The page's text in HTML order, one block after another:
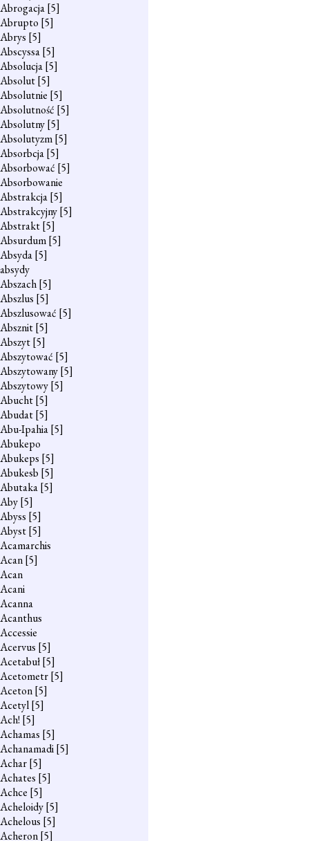
Abrogacja[5]
Abrupto [5]
Abrys [5]
Abscyssa[5]
Absolucja[5]
Absolut[5]
Absolutnie [5]
Absolutność [5]
Absolutny[5]
Absolutyzm[5]
Absorbcja[5]
Absorbować [5]
Absorbowanie
Abstrakcja[5]
Abstrakcyjny[5]
Abstrakt[5]
Absurdum[5]
Absyda[5]
absydy
Abszach[5]
Abszlus [5]
Abszlusować [5]
Absznit[5]
Abszyt[5]
Abszytować [5]
Abszytowany[5]
Abszytowy[5]
Abucht[5]
Abudat[5]
Abu-Ipahia[5]
Abukepo
Abukeps [5]
Abukesb [5]
Abutaka[5]
Aby[5]
Abyss [5]
Abyst[5]
Acamarchis
Acan[5]
Acan
Acani
Acanna
Acanthus
Accessie
Acervus [5]
Acetabuł[5]
Acetometr[5]
Aceton[5]
Acetyl[5]
Ach! [5]
Achamas [5]
Achanamadi[5]
Achar[5]
Achates [5]
Achce [5]
Acheloidy[5]
Achelous [5]
Acheron[5]